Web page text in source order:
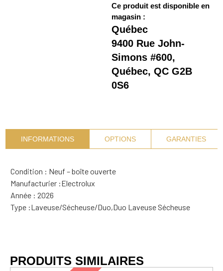
Ce produit est disponible en
magasin :
Québec
9400 Rue John-
Simons #600,
Québec, QC G2B
0S6
INFORMATIONS OPTIONS GARANTIES
Condition : Neuf – boîte ouverte
Manufacturier :Electrolux
Année : 2026
Type :Laveuse/Sécheuse/Duo,Duo Laveuse Sécheuse
PRODUITS SIMILAIRES